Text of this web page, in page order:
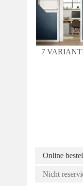
7
Online
Nicht